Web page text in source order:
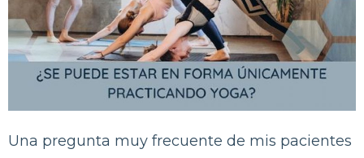
Una pregunta muy frecuente de mis pacientes